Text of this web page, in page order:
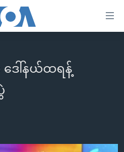
ေါ်နယ်ထရန့်